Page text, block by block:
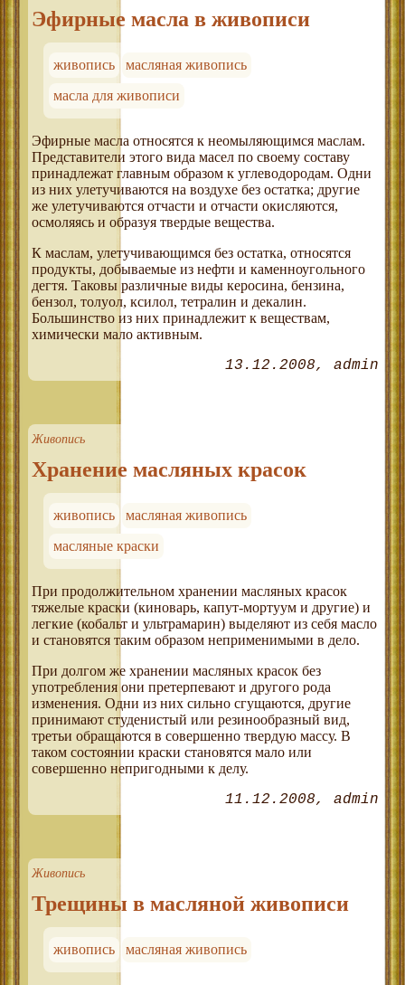
Эфирные масла в живописи
живопись
масляная живопись
масла для живописи
Эфирные масла относятся к неомыляющимся маслам.
Представители этого вида масел по своему составу
принадлежат главным образом к углеводородам. Одни
из них улетучиваются на воздухе без остатка; другие
же улетучиваются отчасти и отчасти окисляются,
осмоляясь и образуя твердые вещества.
К маслам, улетучивающимся без остатка, относятся
продукты, добываемые из нефти и каменноугольного
дегтя. Таковы различные виды керосина, бензина,
бензол, толуол, ксилол, тетралин и декалин.
Большинство из них принадлежит к веществам,
химически мало активным.
13.12.2008 admin
Живопись
Хранение масляных красок
живопись
масляная живопись
масляные краски
При продолжительном хранении масляных красок
тяжелые краски (киноварь, капут-мортуум и другие) и
легкие (кобальт и ультрамарин) выделяют из себя масло
и становятся таким образом неприменимыми в дело.
При долгом же хранении масляных красок без
употребления они претерпевают и другого рода
изменения. Одни из них сильно сгущаются, другие
принимают студенистый или резинообразный вид,
третьи обращаются в совершенно твердую массу. В
таком состоянии краски становятся мало или
совершенно непригодными к делу.
11.12.2008 admin
Живопись
Трещины в масляной живописи
живопись масляная живопись